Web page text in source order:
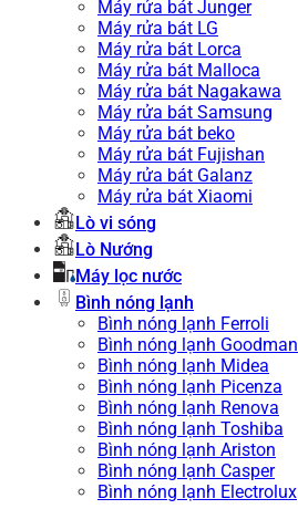
Máy rửa bát Junger
Máy rửa bát LG
Máy rửa bát Lorca
Máy rửa bát Malloca
Máy rửa bát Nagakawa
Máy rửa bát Samsung
Máy rửa bát beko
Máy rửa bát Fujishan
Máy rửa bát Galanz
Máy rửa bát Xiaomi
Lò vi sóng
Lò Nướng
Máy lọc nước
Bình nóng lạnh
Bình nóng lạnh Ferroli
Bình nóng lạnh Goodman
Bình nóng lạnh Midea
Bình nóng lạnh Picenza
Bình nóng lạnh Renova
Bình nóng lạnh Toshiba
Bình nóng lạnh Ariston
Bình nóng lạnh Casper
Bình nóng lạnh Electrolux